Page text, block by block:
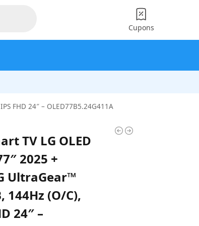
Cupons
FHD 24″ – OLED77B5.24G411A
TV LG OLED
2025 +
UltraGear™
144Hz (O/C),
24″ –